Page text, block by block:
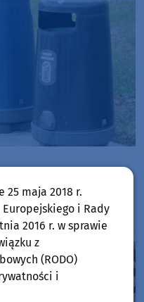
w budżecie systemu
miliona złotych
25 maja 2018 r.
i Rady
2016 r. w sprawie
z
(RODO)
i